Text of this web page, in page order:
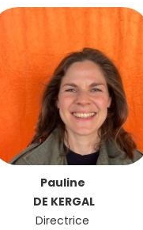
Pauline
DE KERGAL
Directrice